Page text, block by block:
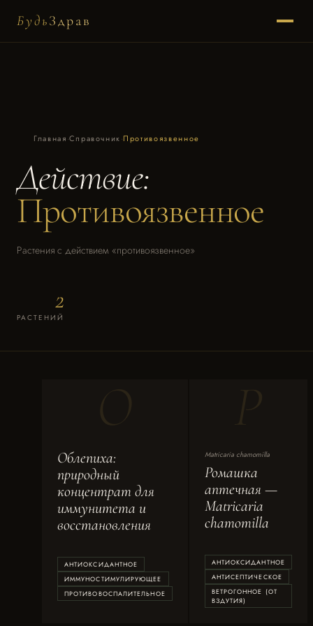
БудьЗдрав
Главная·Справочник·Противоязвенное
Действие:
Противоязвенное
Растения с действием «противоязвенное»
2
РАСТЕНИЙ
Облепиха:
природный
концентрат для
иммунитета и
восстановления
АНТИОКСИДАНТНОЕ
ИММУНОСТИМУЛИРУЮЩЕЕ
ПРОТИВОВОСПАЛИТЕЛЬНОЕ
Matricaria chamomilla
Ромашка
аптечная —
Matricaria
chamomilla
АНТИОКСИДАНТНОЕ
АНТИСЕПТИЧЕСКОЕ
ВЕТРОГОННОЕ (ОТ
ВЗДУТИЯ)